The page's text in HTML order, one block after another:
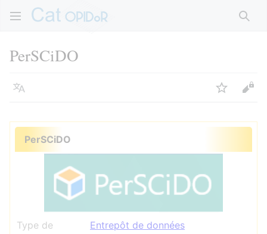
PerSCiDO
Langue Suivre
PerSCiDO
Type de
Entrepôt de données